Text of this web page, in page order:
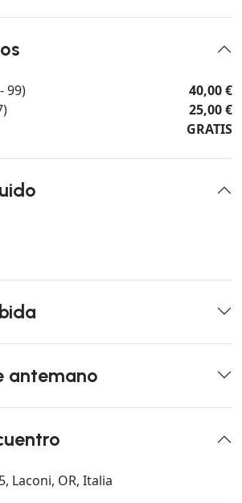
99)
40,00 €
25,00 €
GRATIS
antemano
Laconi, OR, Italia